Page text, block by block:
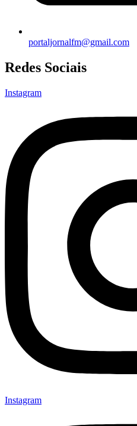
portaljornalfm@gmail.com
Redes Sociais
Instagram
Instagram